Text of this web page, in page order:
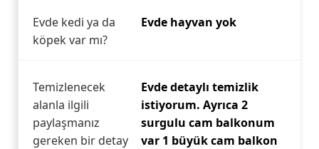
Evde kedi ya da
köpek var mı?
Evde hayvan yok
Temizlenecek
alanla ilgili
paylaşmanız
gereken bir detay
Evde detaylı temizlik
istiyorum. Ayrıca 2
surgulu cam balkonum
var 1 büyük cam balkon